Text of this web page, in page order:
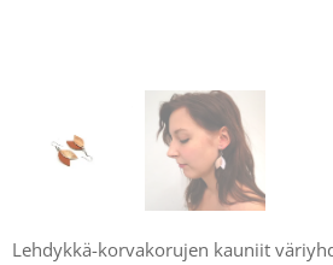
Lehdykkä-korvakorujen kauniit